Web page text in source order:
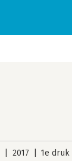
2017 1e druk